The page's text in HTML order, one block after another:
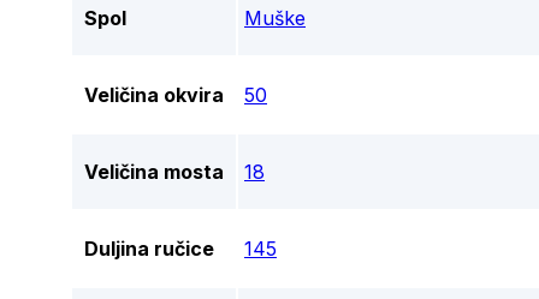
Spol Muške
Veličina okvira 50
Veličina mosta 18
Duljina ručice 145